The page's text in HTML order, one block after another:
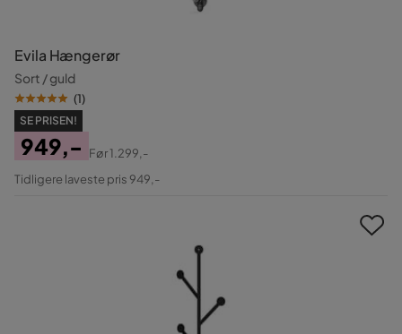
Evila Hængerør
Sort / guld
(1)
SE PRISEN!
Pris
949,-
Original
Før1.299,-
Tidligere laveste pris 949,-